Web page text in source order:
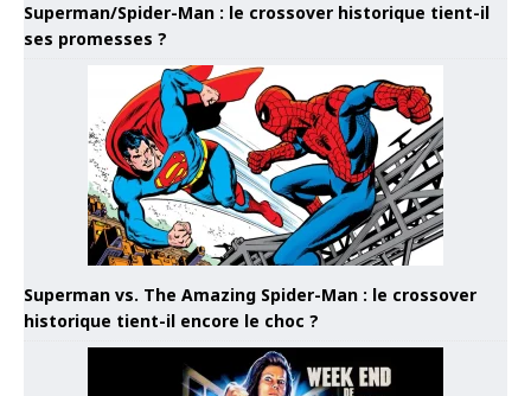
Superman/Spider-Man : le crossover historique tient-il
ses promesses ?
Superman vs. The Amazing Spider-Man : le crossover
historique tient-il encore le choc ?